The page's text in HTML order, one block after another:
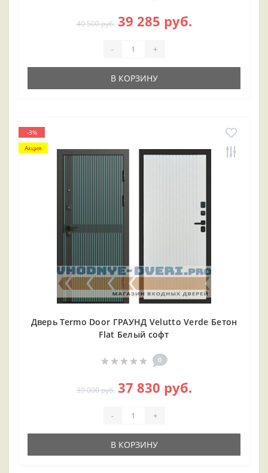
40 500 руб. 39 285 руб.
- +
В КОРЗИНУ
-3%
Акция
Дверь Termo Door ГРАУНД Velutto Verde Бетон
Flat Белый софт
0
39 000 руб. 37 830 руб.
- +
В КОРЗИНУ